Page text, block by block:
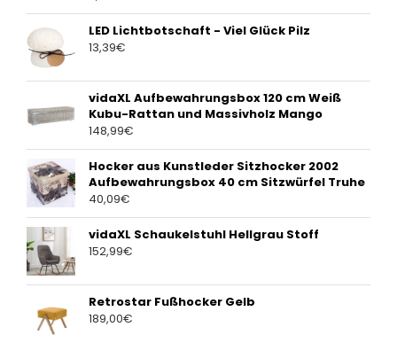
LED Lichtbotschaft - Viel Glück Pilz
13,39€
vidaXL Aufbewahrungsbox 120 cm Weiß
Kubu-Rattan und Massivholz Mango
148,99€
Hocker aus Kunstleder Sitzhocker 2002
Aufbewahrungsbox 40 cm Sitzwürfel Truhe
40,09€
vidaXL Schaukelstuhl Hellgrau Stoff
152,99€
Retrostar Fußhocker Gelb
189,00€